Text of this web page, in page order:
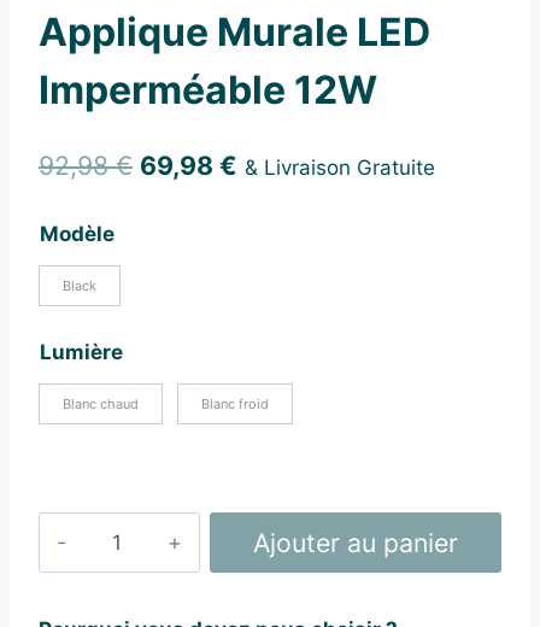
Applique Murale LED
Imperméable 12W
92,98€ Le
69,98 € Le
& Livraison Gratuite
Modèle
Black
Lumière
Blanc chaud Blanc froid
quantité
Ajouter au panier